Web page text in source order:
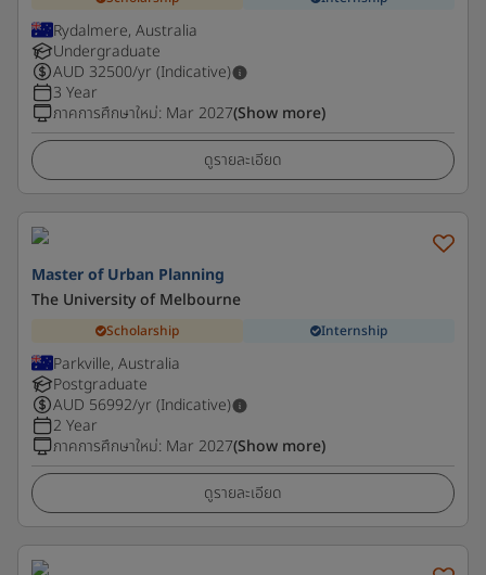
Rydalmere, Australia
Undergraduate
AUD 32500/yr (Indicative)
3 Year
ภาคการศึกษาใหม่: Mar 2027(Show more)
ดูรายละเอียด
Master of Urban Planning
The University of Melbourne
Scholarship Internship
Parkville, Australia
Postgraduate
AUD 56992/yr (Indicative)
2 Year
ภาคการศึกษาใหม่: Mar 2027(Show more)
ดูรายละเอียด